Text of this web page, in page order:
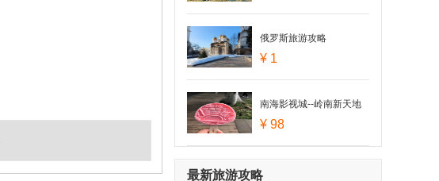
俄罗斯旅游攻略
¥ 1
南海影视城--岭南新天地
一天
¥ 98
最新旅游攻略